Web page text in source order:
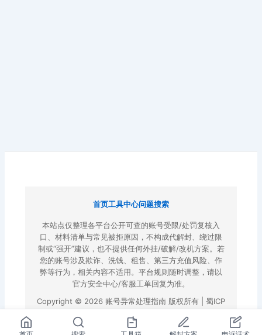
首页工具中心问题搜索
本站点仅整理各平台公开可查的账号受限/处罚复核入
口、材料清单与常见被拒原因，不构成代解封、绕过限
制或“强开”建议，也不提供任何外挂/破解/改机方案。若
您的账号涉及欺诈、洗钱、租售、第三方充值风险、作
弊等行为，相关内容不适用。平台规则随时调整，请以
官方安全中心/客服工单回复为准。
Copyright © 2026 账号异常处理指南 版权所有 | 蜀ICP